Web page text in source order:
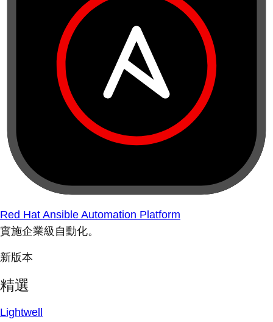
Red Hat Ansible Automation Platform
實施企業級自動化。
新版本
精選
Lightwell